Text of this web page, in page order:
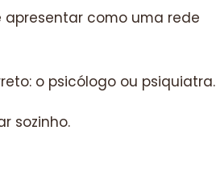
apresentar como uma rede
o psicólogo ou psiquiatra.
sozinho.